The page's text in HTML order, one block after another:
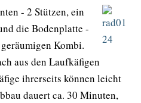
- 2 Stützen, ein
die Bodenplatte -
Kombi.
aus den Laufkäfigen
ihrerseits können leicht
dauert ca. 30 Minuten,